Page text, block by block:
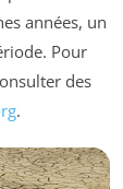
années, un
Pour
des
.